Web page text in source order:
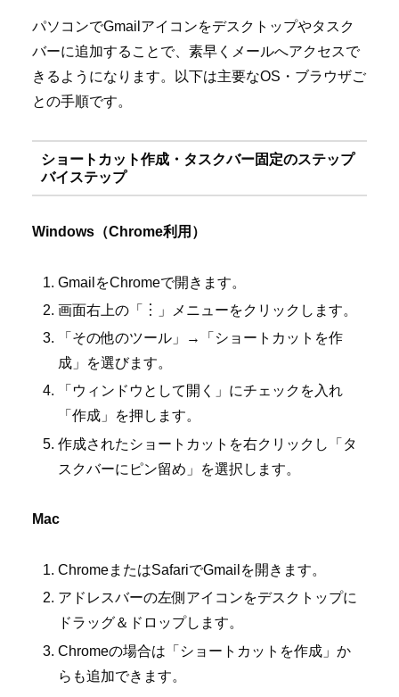
パソコンでGmailアイコンをデスクトップやタスク
バーに追加することで、素早くメールへアクセスで
きるようになります。以下は主要なOS・ブラウザご
との手順です。
ショートカット作成・タスクバー固定のステップ
バイステップ
Windows（Chrome利用）
GmailをChromeで開きます。
画面右上の「︙」メニューをクリックします。
「その他のツール」→「ショートカットを作
成」を選びます。
「ウィンドウとして開く」にチェックを入れ
「作成」を押します。
作成されたショートカットを右クリックし「タ
スクバーにピン留め」を選択します。
Mac
ChromeまたはSafariでGmailを開きます。
アドレスバーの左側アイコンをデスクトップに
ドラッグ＆ドロップします。
Chromeの場合は「ショートカットを作成」か
らも追加できます。